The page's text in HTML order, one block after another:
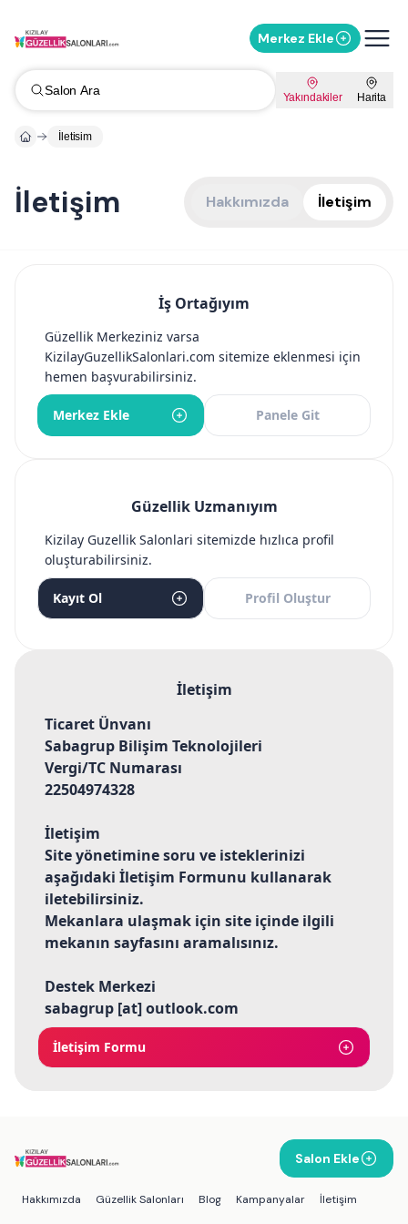
Merkez Ekle
Salon Ara Yakındakiler Harita
İletisim
İletişim Hakkımızda İletişim
İş Ortağıyım
Güzellik Merkeziniz varsa
KizilayGuzellikSalonlari.com sitemize eklenmesi için
hemen başvurabilirsiniz.
Merkez Ekle Panele Git
Güzellik Uzmanıyım
Kizilay Guzellik Salonlari sitemizde hızlıca profil
oluşturabilirsiniz.
Kayıt Ol Profil Oluştur
İletişim
Ticaret Ünvanı
Sabagrup Bilişim Teknolojileri
Vergi/TC Numarası
22504974328
İletişim
Site yönetimine soru ve isteklerinizi
aşağıdaki İletişim Formunu kullanarak
iletebilirsiniz.
Mekanlara ulaşmak için site içinde ilgili
mekanın sayfasını aramalısınız.
Destek Merkezi
sabagrup [at] outlook.com
İletişim Formu
Salon Ekle
Hakkımızda Güzellik Salonları Blog Kampanyalar
İletişim